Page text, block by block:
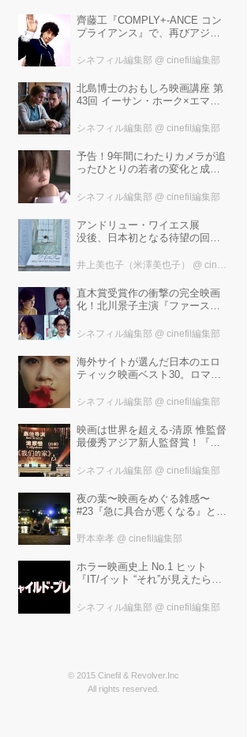
齊藤工『COMPLY+-ANCE コン
プライアンス』で、再びアジア
際映画祭"インターナショナル・
シネフィル編集部 @ cinefil編集部
北島博士のおもしろ映画講座 第
43回 イーサン・ホーク×エマ・
仕掛ける、実話に基づく衝撃の
ン』！
シネフィル編集部 @ cinefil編集部
予告！9年間にわたりカメラが追
ったひとりの若者の変化と成長
戻るとき 空と木の実の9年間』
シネフィル編集部 @ cinefil編集部
アンドリュー・ワイエス展
没後、日本初となる待望の回顧
は？ 独自の精神世界を描く 豊
23日まで開催！
井上美也子（米澤美也子） @ cinefil編集部
直木賞受賞作の衝撃の完全映画
化！北川景子主演『ファースト
化学反応」と絶賛した追加キャ
塚洋介！
シネフィル編集部 @ cinefil編集部
海外サイトが選んだ日本のエロ
ティック映画ベスト30。ロマン
ントから選ばれた、大島渚、塚
シネフィル編集部 @ cinefil編集部
映画は世界を超える-清原 惟監督
最優秀アジア新人監督賞！『わ
中国最大の映画祭「上海国際映
シネフィル編集部 @ cinefil編集部
夜の葉〜映画をめぐる雑感〜
#23『急に具合が悪くなる』と宮
が悪くなる』
野本幸孝 @ cinefil編集部
ホラー映画史上 No.1 ヒット
『IT/イット “それ”が見えたら、
残る“殺人人形”トラウマ映画『チ
シネフィル編集部 @ cinefil編集部
© 2015 Cinefil & Revolver.Inc
All rights reserved.